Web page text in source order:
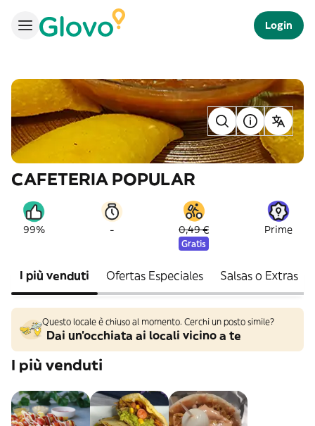
Login
CAFETERIA POPULAR
99% - 0,49 €
Gratis
Prime
I più venduti Ofertas Especiales Salsas o Extras
Questo locale è chiuso al momento. Cerchi un posto simile?
Dai un'occhiata ai locali vicino a te
I più venduti